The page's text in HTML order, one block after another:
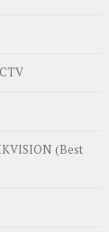
(Best